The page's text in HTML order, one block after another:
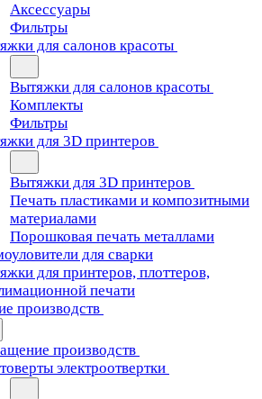
Аксессуары
Фильтры
для салонов красоты
Вытяжки для салонов красоты
Комплекты
Фильтры
для 3D принтеров
Вытяжки для 3D принтеров
Печать пластиками и композитными
материалами
Порошковая печать металлами
для сварки
для принтеров, плоттеров,
печати
производств
производств
электроотвертки